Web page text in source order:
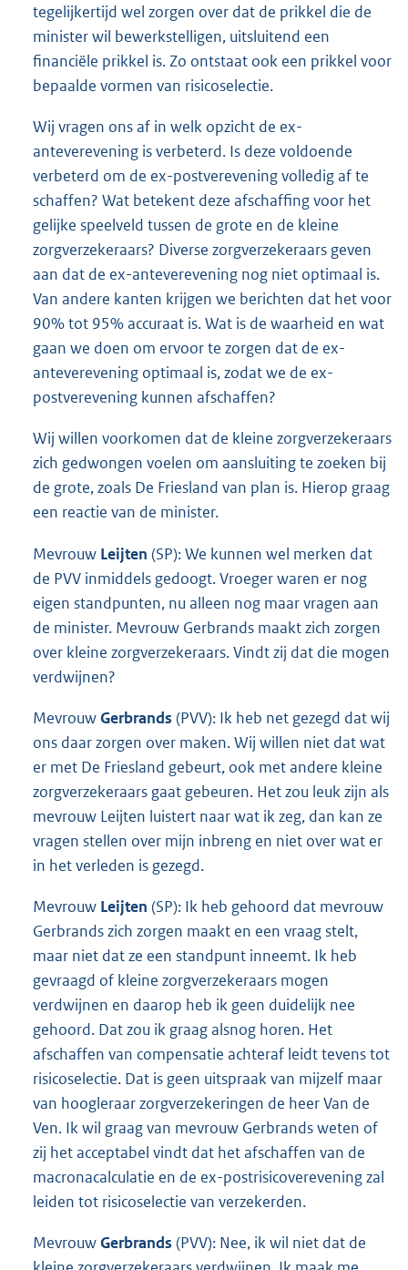
tegelijkertijd wel zorgen over dat de prikkel die de
minister wil bewerkstelligen, uitsluitend een
financiële prikkel is. Zo ontstaat ook een prikkel voor
bepaalde vormen van risicoselectie.
Wij vragen ons af in welk opzicht de ex-
anteverevening is verbeterd. Is deze voldoende
verbeterd om de ex-postverevening volledig af te
schaffen? Wat betekent deze afschaffing voor het
gelijke speelveld tussen de grote en de kleine
zorgverzekeraars? Diverse zorgverzekeraars geven
aan dat de ex-anteverevening nog niet optimaal is.
Van andere kanten krijgen we berichten dat het voor
90% tot 95% accuraat is. Wat is de waarheid en wat
gaan we doen om ervoor te zorgen dat de ex-
anteverevening optimaal is, zodat we de ex-
postverevening kunnen afschaffen?
Wij willen voorkomen dat de kleine zorgverzekeraars
zich gedwongen voelen om aansluiting te zoeken bij
de grote, zoals De Friesland van plan is. Hierop graag
een reactie van de minister.
Mevrouw Leijten (SP): We kunnen wel merken dat
de PVV inmiddels gedoogt. Vroeger waren er nog
eigen standpunten, nu alleen nog maar vragen aan
de minister. Mevrouw Gerbrands maakt zich zorgen
over kleine zorgverzekeraars. Vindt zij dat die mogen
verdwijnen?
MevrouwGerbrands (PVV): Ik heb net gezegd dat wij
ons daar zorgen over maken. Wij willen niet dat wat
er met De Friesland gebeurt, ook met andere kleine
zorgverzekeraars gaat gebeuren. Het zou leuk zijn als
mevrouw Leijten luistert naar wat ik zeg, dan kan ze
vragen stellen over mijn inbreng en niet over wat er
in het verleden is gezegd.
Mevrouw Leijten (SP): Ik heb gehoord dat mevrouw
Gerbrands zich zorgen maakt en een vraag stelt,
maar niet dat ze een standpunt inneemt. Ik heb
gevraagd of kleine zorgverzekeraars mogen
verdwijnen en daarop heb ik geen duidelijk nee
gehoord. Dat zou ik graag alsnog horen. Het
afschaffen van compensatie achteraf leidt tevens tot
risicoselectie. Dat is geen uitspraak van mijzelf maar
van hoogleraar zorgverzekeringen de heer Van de
Ven. Ik wil graag van mevrouw Gerbrands weten of
zij het acceptabel vindt dat het afschaffen van de
macronacalculatie en de ex-postrisicoverevening zal
leiden tot risicoselectie van verzekerden.
MevrouwGerbrands (PVV): Nee, ik wil niet dat de